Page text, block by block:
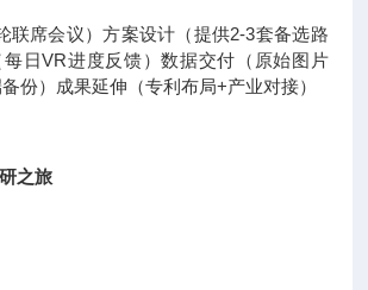
联席会议）方案设计（提供2-3套备选路
日VR进度反馈）数据交付（原始图片
份）成果延伸（专利布局+产业对接）
之旅